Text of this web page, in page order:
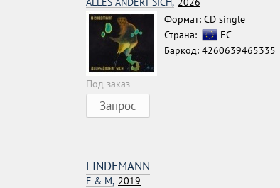
Формат: CD single
Страна:
ЕС
Баркод: 4260639465335
Под заказ
Запрос
LINDEMANN
F & M, 2019